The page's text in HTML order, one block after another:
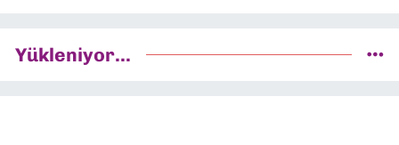
Yükleniyor...